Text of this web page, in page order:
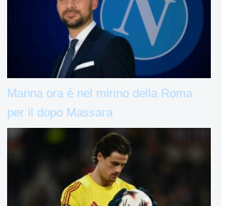
Manna ora è nel mirino della Roma
per il dopo Massara